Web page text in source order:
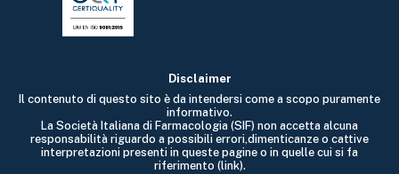
Disclaimer
Il contenuto di questo sito è da intendersi come a scopo puramente
informativo.
La Società Italiana di Farmacologia (SIF) non accetta alcuna
responsabilità riguardo a possibili errori,dimenticanze o cattive
interpretazioni presenti in queste pagine o in quelle cui si fa
riferimento (link).